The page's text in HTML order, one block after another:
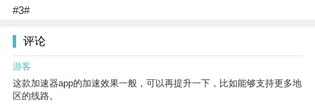
#3#
评论
游客
这款加速器app的加速效果一般，可以再提升一下，比如能够支持更多地
区的线路。